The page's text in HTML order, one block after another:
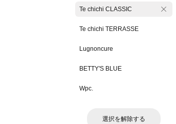
Te chichi CLASSIC
Te chichi TERRASSE
Lugnoncure
BETTY'S BLUE
Wpc.
選択を解除する